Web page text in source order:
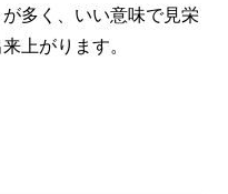
多く、いい意味で見栄
上がります。